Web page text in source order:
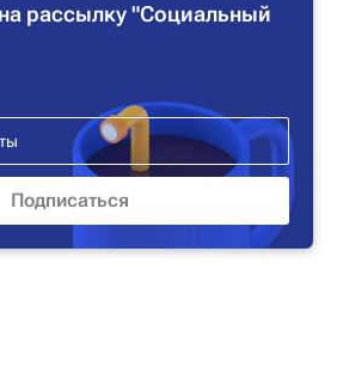
рассылку "Социальный